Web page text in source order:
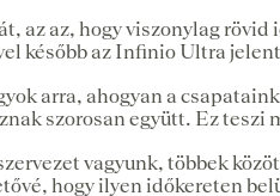
az az, hogy viszonylag
később az Infinio Ultra
arra, ahogyan a
szorosan együtt. Ez teszi
vagyunk, többek
hogy ilyen időkereten